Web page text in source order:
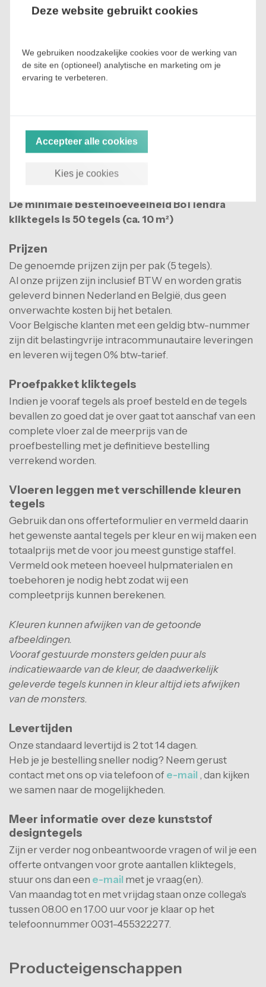
kunnen rubberbanden of rubberdoppen bruine
vlekken veroorzaken; de zogenaamde
weekmakermigratie dit kan ook gebeuren bij
banden onzePlexiguard beschermplaatjes.
Bestel altijd voldoende tegels, bij een
nabestelling kan er eventueel kleurverschil
voorkomen omdat een nabestelling niet altijd uit
De minimale bestelhoeveelheid BoTiendra
kliktegels is 50 tegels (ca. 10 m²)
Prijzen
De genoemde prijzen zijn per pak (5 tegels).
Al onze prijzen zijn inclusief BTW en worden gratis
geleverd binnen Nederland en België, dus geen
onverwachte kosten bij het betalen.
Voor Belgische klanten met een geldig btw-nummer
zijn dit belastingvrije intracommunautaire leveringen
en leveren wij tegen 0% btw-tarief.
Proefpakket kliktegels
Indien je vooraf tegels als proef besteld en de tegels
bevallen zo goed dat je over gaat tot aanschaf van een
complete vloer zal de meerprijs van de
proefbestelling met je definitieve bestelling
verrekend worden.
Vloeren leggen met verschillende kleuren
tegels
Gebruik dan ons offerteformulier en vermeld daarin
het gewenste aantal tegels per kleur en wij maken een
totaalprijs met de voor jou meest gunstige staffel.
Vermeld ook meteen hoeveel hulpmaterialen en
toebehoren je nodig hebt zodat wij een
compleetprijs kunnen berekenen.
Kleuren kunnen afwijken van de getoonde
afbeeldingen.
Vooraf gestuurde monsters gelden puur als
indicatiewaarde van de kleur, de daadwerkelijk
geleverde tegels kunnen in kleur altijd iets afwijken
van de monsters.
Levertijden
Onze standaard levertijd is 2 tot 14 dagen.
Heb je je bestelling sneller nodig? Neem gerust
contact met ons op via telefoon of e-mail , dan kijken
we samen naar de mogelijkheden.
Meer informatie over deze kunststof
designtegels
Zijn er verder nog onbeantwoorde vragen of wil je een
offerte ontvangen voor grote aantallen kliktegels,
stuur ons dan een e-mail met je vraag(en).
Van maandag tot en met vrijdag staan ​​onze collega's
tussen 08.00 en 17.00 uur voor je klaar op het
telefoonnummer 0031-455322277.
Producteigenschappen
Deze website gebruikt cookies
We gebruiken noodzakelijke cookies voor de werking van
de site en (optioneel) analytische en marketing om je
ervaring te verbeteren.
Accepteer alle cookies
Kies je cookies